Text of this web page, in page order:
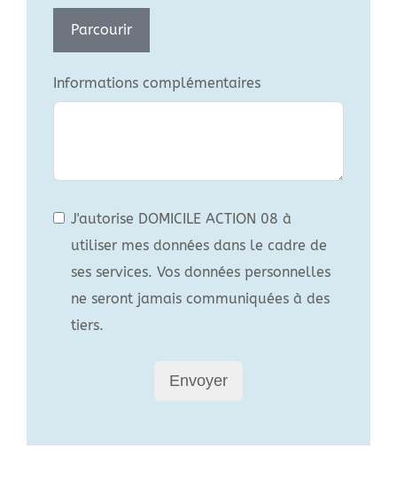
Parcourir
Informations complémentaires
J'autorise DOMICILE ACTION 08 à
utiliser mes données dans le cadre de
ses services. Vos données personnelles
ne seront jamais communiquées à des
tiers.
Envoyer